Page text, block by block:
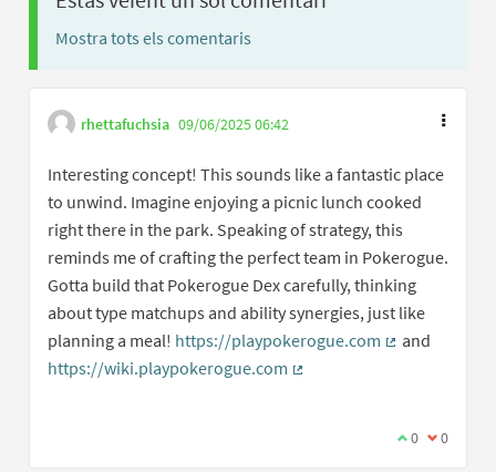
Mostra tots els comentaris
rhettafuchsia 09/06/2025 06:42
Interesting concept! This sounds like a fantastic place
to unwind. Imagine enjoying a picnic lunch cooked
right there in the park. Speaking of strategy, this
reminds me of crafting the perfect team in Pokerogue.
Gotta build that Pokerogue Dex carefully, thinking
about type matchups and ability synergies, just like
planning a meal! https://playpokerogue.com
and
https://wiki.playpokerogue.com
Estic d'acord
0 No estic
0